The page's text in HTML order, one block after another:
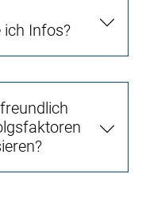
ich Infos?